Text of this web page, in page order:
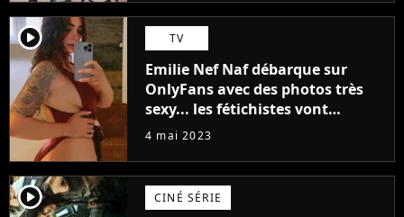
player2 TV
Emilie Nef Naf débarque sur
OnlyFans avec des photos très
sexy... les fétichistes vont
prendre leur pied !
4 mai 2023
player2 CINÉ SÉRIE